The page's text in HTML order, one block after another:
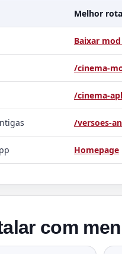
Melhor rota
Baixar
/cinema-
/cinema-
/versoes-
Homepage
com